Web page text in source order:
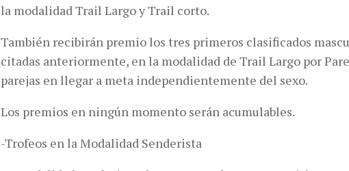
la modalidad Trail Largo y Trail corto.
También recibirán premio los tres primeros clasificados
citadas anteriormente, en la modalidad de Trail Largo por
parejas en llegar a meta independientemente del sexo.
Los premios en ningún momento serán acumulables.
-Trofeos en la Modalidad Senderista